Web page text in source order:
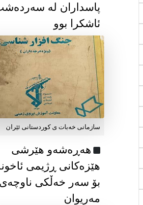
پاسداران لە
ئاشکرا بوو
سازمانی خەبات ی كوردستانی ئێران
هەڕەشەو هێرشی
هێزەکانی ڕژیمی
بۆ سەر خەڵکی
مەریوان